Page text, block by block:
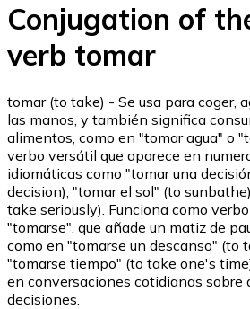
Conjugation of
verb tomar
tomar (to take) - Se usa para coger,
las manos, y también significa
alimentos, como en "tomar agua" o
verbo versátil que aparece en
idiomáticas como "tomar una
decision), "tomar el sol" (to
take seriously). Funciona como
"tomarse", que añade un matiz de
como en "tomarse un descanso" (to
"tomarse tiempo" (to take one's
en conversaciones cotidianas sobre
decisiones.